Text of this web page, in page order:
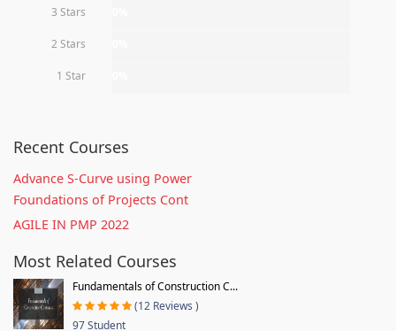
3 Stars
2 Stars
1 Star
Recent Courses
Advance S-Curve using Power
Foundations of Projects Cont
AGILE IN PMP 2022
Most Related Courses
Fundamentals of Construction C...
(12 Reviews )
97 Student